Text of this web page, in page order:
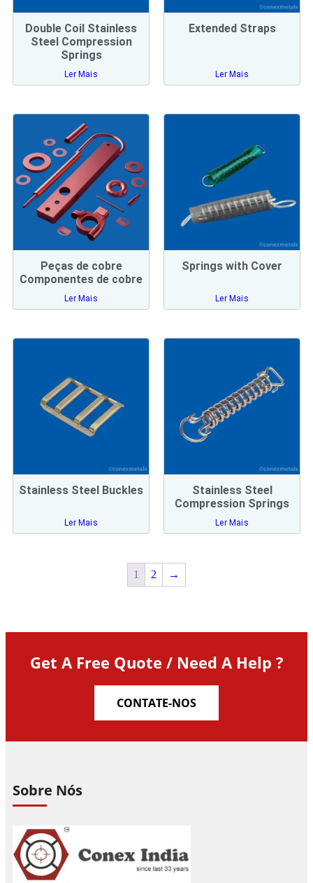
Double Coil Stainless
Steel Compression
Springs
Ler Mais
Extended Straps
Ler Mais
Peças de cobre
Componentes de cobre
Ler Mais
Springs with Cover
Ler Mais
Stainless Steel Buckles
Ler Mais
Stainless Steel
Compression Springs
Ler Mais
1 2 →
Get A Free Quote / Need A Help ?
CONTATE-NOS
Sobre Nós